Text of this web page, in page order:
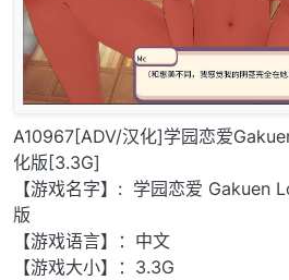
A10967[ADV/汉化]学园恋爱
化版[3.3G]
【游戏名字】: 学园恋爱 Gakuen
版
【游戏语言】：中文
【游戏大小】：3.3G